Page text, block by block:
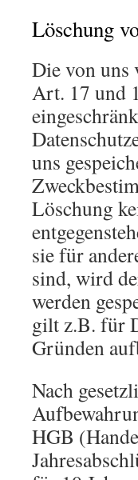
Löschung
Die von uns
Art. 17 und
uns
Löschung
sie für
sind, wird
werden
gilt z.B. für
Gründen
Nach
HGB